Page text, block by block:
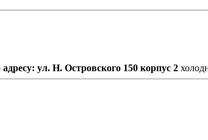
адресу: ул. Н. Островского 150 корпус 2